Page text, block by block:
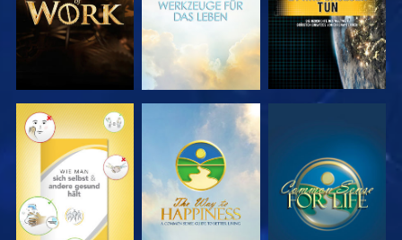
ANSEHEN ANSEHEN ANSEHEN